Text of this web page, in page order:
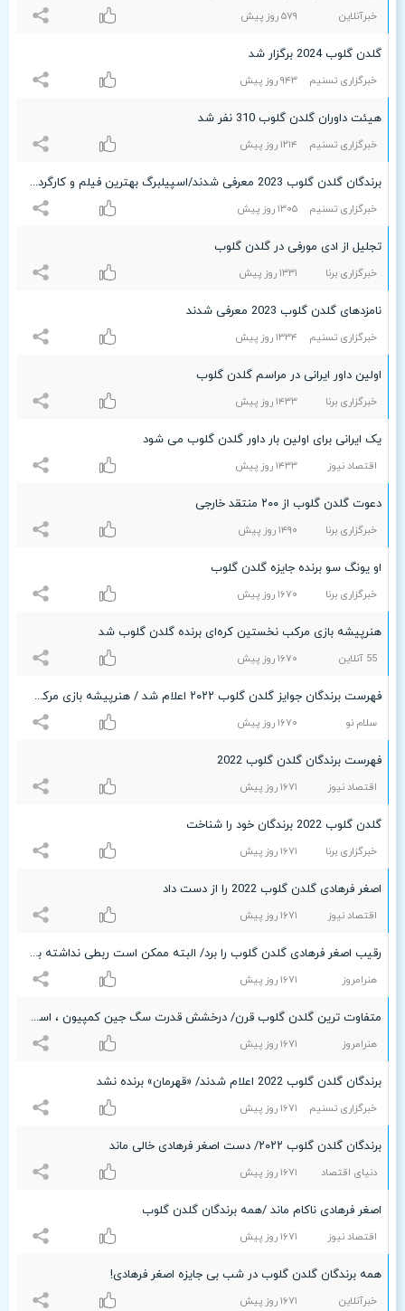
خبرآنلاین ۵۷٩ روز پیش
گلدن گلوب 2024 برگزار شد
خبرگزاری تسنیم ٩۴٣ روز پیش
هیئت داوران گلدن گلوب 310 نفر شد
خبرگزاری تسنیم ۱۲۱۴ روز پیش
برندگان گلدن گلوب 2023 معرفی شدند/اسپیلبرگ بهترین فیلم و کارگردانی را برد
خبرگزاری تسنیم ۱٣۰۵ روز پیش
تجلیل از ادی مورفی در گلدن گلوب
خبرگزاری برنا ۱٣٣۱ روز پیش
نامزدهای گلدن گلوب 2023 معرفی شدند
خبرگزاری تسنیم ۱٣٣۴ روز پیش
اولین داور ایرانی در مراسم گلدن گلوب
خبرگزاری برنا ۱۴٣٣ روز پیش
یک ایرانی برای اولین بار داور گلدن گلوب می شود
اقتصاد نیوز ۱۴٣٣ روز پیش
دعوت گلدن گلوب از ۲۰۰ منتقد خارجی
خبرگزاری برنا ۱۴٩۰ روز پیش
او یونگ سو برنده جایزه گلدن گلوب
خبرگزاری برنا ۱۶۷۰ روز پیش
هنرپیشه بازی مرکب نخستین کره‌ای برنده گلدن گلوب شد
55 آنلاین ۱۶۷۰ روز پیش
فهرست برندگان جوایز گلدن گلوب ۲۰۲۲ اعلام شد / هنرپیشه بازی مرکب برنده گلدن گلوب شد
سلام نو ۱۶۷۰ روز پیش
فهرست برندگان گلدن گلوب 2022
اقتصاد نیوز ۱۶۷۱ روز پیش
گلدن گلوب 2022 برندگان خود را شناخت
خبرگزاری برنا ۱۶۷۱ روز پیش
اصغر فرهادی گلدن گلوب 2022 را از دست داد
اقتصاد نیوز ۱۶۷۱ روز پیش
رقیب اصغر فرهادی گلدن گلوب را برد/ البته ممکن است ربطی نداشته باشد اما اسکار گرفتن قهرمان کمی سخت شد
هنرامروز ۱۶۷۱ روز پیش
متفاوت ترین گلدن گلوب قرن/ درخشش قدرت سگ جین کمپیون ، استیون اسپیلبرگ، کیت وینسلت، نیکول کیدمن، ویل اسمیت، راشل زگلر، کند برانا، میشل رودریگوئز و سایر سوپراستارها در شبی که هیچ تلویزیونی دوست نداشت آنها را نشان دهد
هنرامروز ۱۶۷۱ روز پیش
برندگان گلدن گلوب 2022 اعلام شدند/ «قهرمان» برنده نشد
خبرگزاری تسنیم ۱۶۷۱ روز پیش
برندگان گلدن گلوب ۲۰۲۲/ دست اصغر فرهادی خالی ماند
دنیای اقتصاد ۱۶۷۱ روز پیش
اصغر فرهادی ناکام ماند /همه برندگان گلدن گلوب
اقتصاد نیوز ۱۶۷۱ روز پیش
همه برندگان گلدن گلوب در شب بی جایزه اصغر فرهادی!
خبرآنلاین ۱۶۷۱ روز پیش